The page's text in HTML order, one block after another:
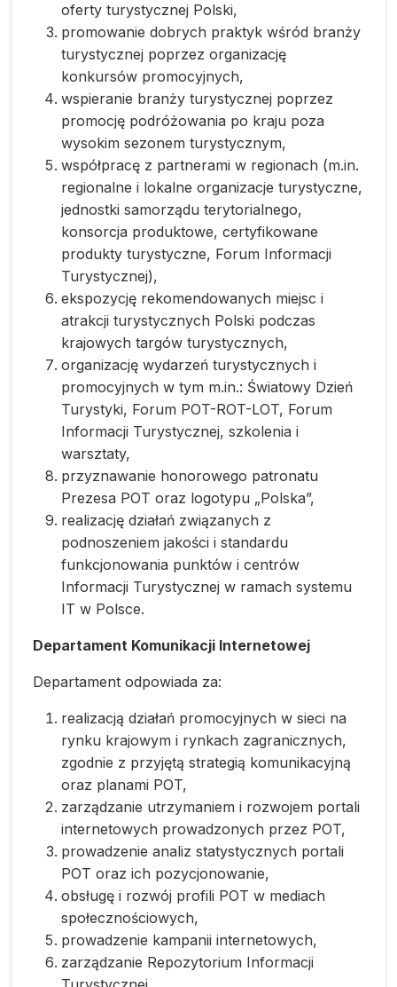
oferty turystycznej Polski,
promowanie dobrych praktyk wśród branży
turystycznej poprzez organizację
konkursów promocyjnych,
wspieranie branży turystycznej poprzez
promocję podróżowania po kraju poza
wysokim sezonem turystycznym,
współpracę z partnerami w regionach (m.in.
regionalne i lokalne organizacje turystyczne,
jednostki samorządu terytorialnego,
konsorcja produktowe, certyfikowane
produkty turystyczne, Forum Informacji
Turystycznej),
ekspozycję rekomendowanych miejsc i
atrakcji turystycznych Polski podczas
krajowych targów turystycznych,
organizację wydarzeń turystycznych i
promocyjnych w tym m.in.: Światowy Dzień
Turystyki, Forum POT-ROT-LOT, Forum
Informacji Turystycznej, szkolenia i
warsztaty,
przyznawanie honorowego patronatu
Prezesa POT oraz logotypu „Polska”,
realizację działań związanych z
podnoszeniem jakości i standardu
funkcjonowania punktów i centrów
Informacji Turystycznej w ramach systemu
IT w Polsce.
Departament Komunikacji Internetowej
Departament odpowiada za:
realizacją działań promocyjnych w sieci na
rynku krajowym i rynkach zagranicznych,
zgodnie z przyjętą strategią komunikacyjną
oraz planami POT,
zarządzanie utrzymaniem i rozwojem portali
internetowych prowadzonych przez POT,
prowadzenie analiz statystycznych portali
POT oraz ich pozycjonowanie,
obsługę i rozwój profili POT w mediach
społecznościowych,
prowadzenie kampanii internetowych,
zarządzanie Repozytorium Informacji